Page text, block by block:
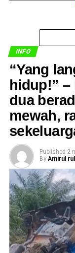
INFO
​“Yang
hidup!” –
dua
mewah,
Published 2
By Amirul rul